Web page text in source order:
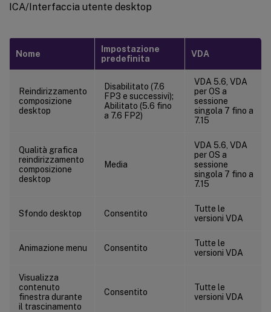
ICA/Interfaccia utente desktop
Nome
Impostazione
predefinita
VDA
Reindirizzamento
composizione
desktop
Disabilitato (7.6
FP3 e successivi);
Abilitato (5.6 fino
a 7.6 FP2)
VDA 5.6, VDA
per OS a
sessione
singola 7 fino a
7.15
Qualità grafica
reindirizzamento
composizione
desktop
Media
VDA 5.6, VDA
per OS a
sessione
singola 7 fino a
7.15
Sfondo desktop Consentito
Tutte le
versioni VDA
Animazione menu Consentito
Tutte le
versioni VDA
Visualizza
contenuto
finestra durante
il trascinamento
Consentito
Tutte le
versioni VDA